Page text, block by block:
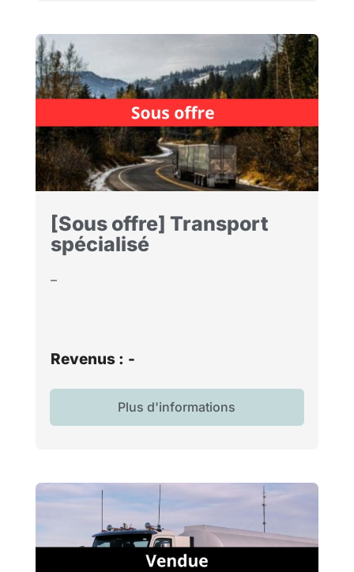
[Sous offre] Transport
spécialisé
–
Revenus : -
Plus d'informations